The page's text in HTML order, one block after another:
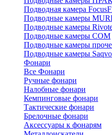
Подводная камера
Подводные камеры
Подводные камеры
Подводные камеры СОМ
Подводные камеры
Подводные камеры
Фонари
Все Фонари
Ручные фонари
Налобные фонари
Кемпинговые фонари
Тактические фонари
Брелочные фонари
Аксессуары к фонарям